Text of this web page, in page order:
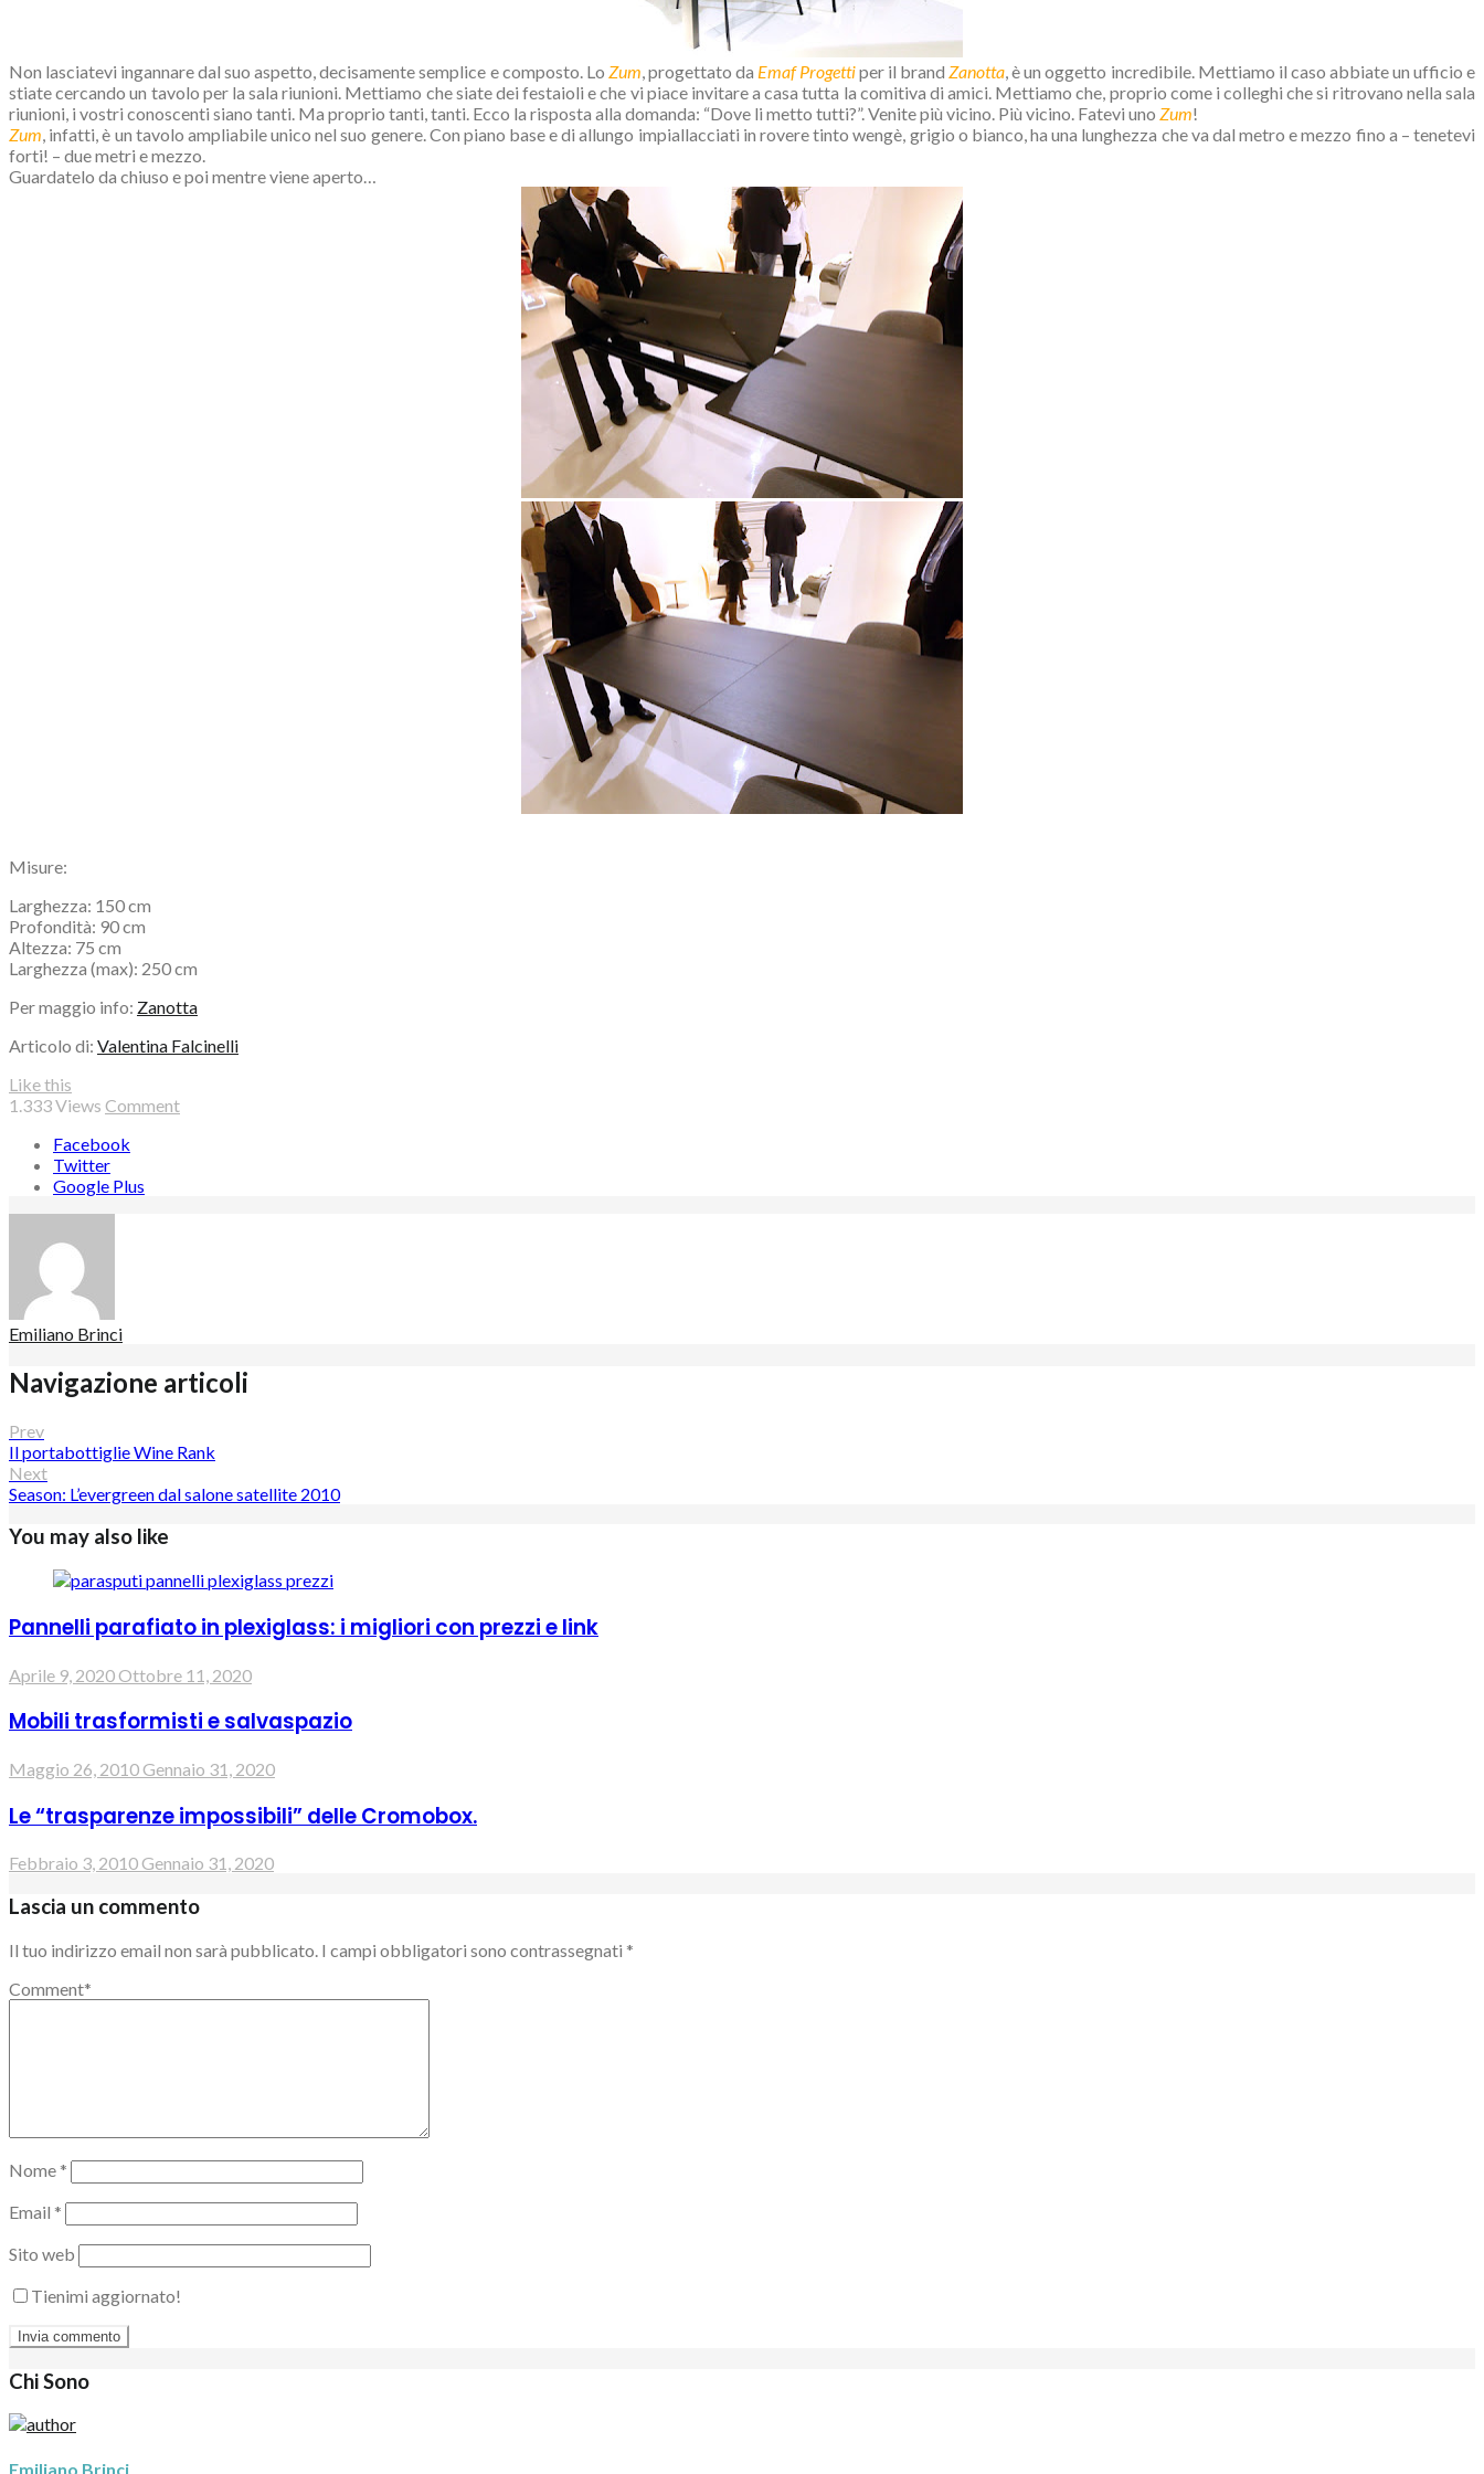
Non lasciatevi ingannare dal suo aspetto, decisamente semplice e composto. Lo Zum, progettato da Emaf Progettiper il brandZanotta, è un oggetto incredibile. Mettiamo il caso abbiate un ufficio e
stiate cercando un tavolo per la sala riunioni. Mettiamo che siate dei festaioli e che vi piace invitare a casa tutta la comitiva di amici. Mettiamo che, proprio come i colleghi che si ritrovano nella sala
riunioni, i vostri conoscenti siano tanti. Ma proprio tanti, tanti. Ecco la risposta alla domanda: “Dove li metto tutti?”. Venite più vicino. Più vicino. Fatevi uno Zum!
Zum, infatti, è un tavolo ampliabile unico nel suo genere. Con piano base e di allungo impiallacciati in rovere tinto wengè, grigio o bianco, ha una lunghezza che va dal metro e mezzo fino a – tenetevi
forti! – due metri e mezzo.
Guardatelo da chiuso e poi mentre viene aperto…
Misure:
Larghezza: 150 cm
Profondità: 90 cm
Altezza: 75 cm
Larghezza (max): 250 cm
Per maggio info: Zanotta
Articolo di: Valentina Falcinelli
Like this
1.333Views Comment
Facebook
Twitter
Google Plus
Emiliano Brinci
Navigazione articoli
Prev
Il portabottiglie Wine Rank
Next
Season: L’evergreen dal salone satellite 2010
You may also like
Pannelli parafiato in plexiglass: i migliori con prezzi e link
Aprile 9, 2020Ottobre 11, 2020
Mobili trasformisti e salvaspazio
Maggio 26, 2010Gennaio 31, 2020
Le “trasparenze impossibili” delle Cromobox.
Febbraio 3, 2010Gennaio 31, 2020
Lascia un commento
Il tuo indirizzo email non sarà pubblicato. I campi obbligatori sono contrassegnati *
Comment*
Nome *
Email *
Sito web
Tienimi aggiornato!
Chi Sono
Emiliano Brinci